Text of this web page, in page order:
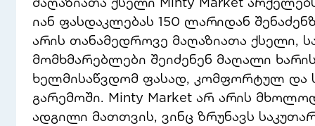
იან ფასდაკლებას 150 ლარიდან
არის თანამედროვე მაღაზიათა ქსელი,
მომხმარებლები შეიძენენ მაღალი
ხელმისაწვდომ ფასად, კომფორტულ და
გარემოში. Minty Market არ არის
ადგილი მათთვის, ვინც ზრუნავს